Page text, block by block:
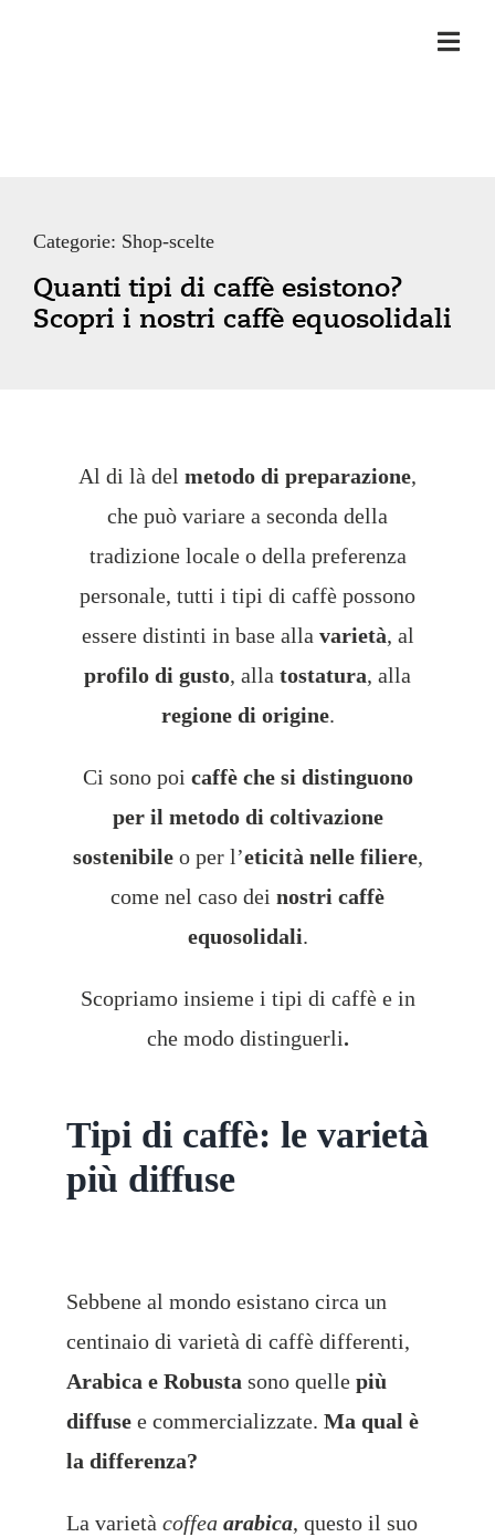
Categorie: Shop-scelte
Quanti tipi di caffè esistono?
Scopri i nostri caffè equosolidali
Al di là del metodo di preparazione,
che può variare a seconda della
tradizione locale o della preferenza
personale, tutti i tipi di caffè possono
essere distinti in base alla varietà, al
profilo di gusto, alla tostatura, alla
regione di origine.
Ci sono poi caffè che si distinguono
per il metodo di coltivazione
sostenibileo per l’eticità nelle filiere,
come nel caso dei nostri caffè
equosolidali.
Scopriamo insieme i tipi di caffè e in
che modo distinguerli.
Tipi di caffè: le varietà
più diffuse
Sebbene al mondo esistano circa un
centinaio di varietà di caffè differenti,
Arabica e Robustasono quelle più
diffuse e commercializzate. Ma qual è
la differenza?
La varietà coffea arabica, questo il suo